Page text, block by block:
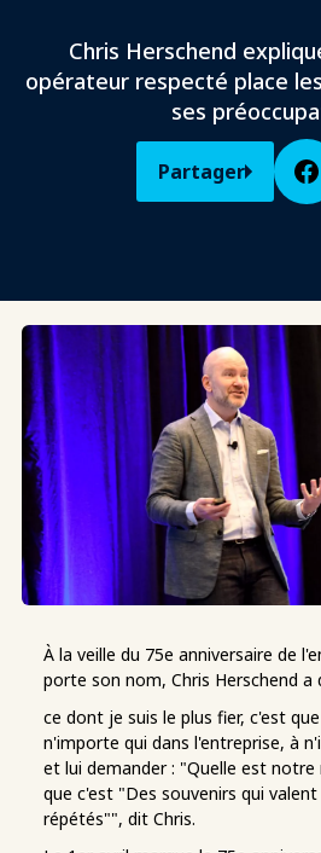
Chris Herschend
opérateur respecté place
ses
Partager
À la veille du 75e anniversaire de
porte son nom, Chris Herschend
ce dont je suis le plus fier, c'est
n'importe qui dans l'entreprise, à
et lui demander : "Quelle est notre
que c'est "Des souvenirs qui
répétés"", dit Chris.